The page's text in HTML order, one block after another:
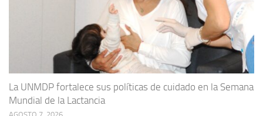
La UNMDP fortalece sus políticas de cuidado en la Semana
Mundial de la Lactancia